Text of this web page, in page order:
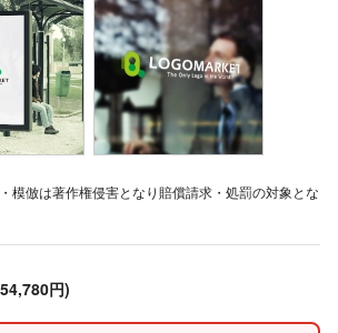
模倣は著作権侵害となり賠償請求・処罰の対象とな
円)